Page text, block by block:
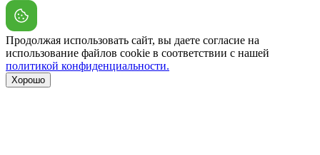
Продолжая использовать сайт, вы даете согласие на
использование файлов cookie в соответствии с нашей
политикой конфиденциальности.
Хорошо